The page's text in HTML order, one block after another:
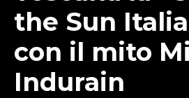
the Sun Italia
con il mito
Indurain